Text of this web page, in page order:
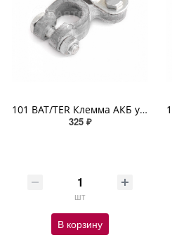
101 BAT/TER Клемма АКБ универсальная усиленная крепление жилы планкой специальный свинцов сплав 1шт
325 ₽
шт
В корзину